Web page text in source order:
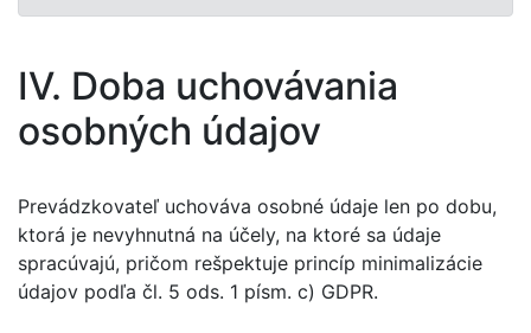
IV. Doba uchovávania
osobných údajov
Prevádzkovateľ uchováva osobné údaje len po dobu,
ktorá je nevyhnutná na účely, na ktoré sa údaje
spracúvajú, pričom rešpektuje princíp minimalizácie
údajov podľa čl. 5 ods. 1 písm. c) GDPR.